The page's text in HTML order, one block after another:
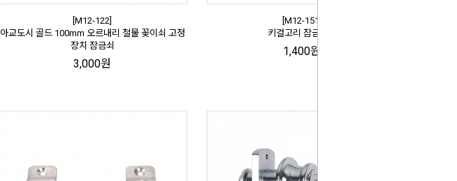
[M12-122]
아교도시 골드 100mm 오르내리 철물 꽂이쇠 고정
장치 잠금쇠
3,000원
[M12-151]
키걸고리 잠금장치
1,400원